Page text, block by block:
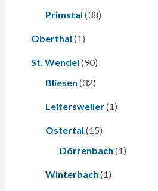
Primstal (38)
Oberthal (1)
St. Wendel (90)
Bliesen (32)
Leitersweiler(1)
Ostertal (15)
Dörrenbach (1)
Winterbach (1)